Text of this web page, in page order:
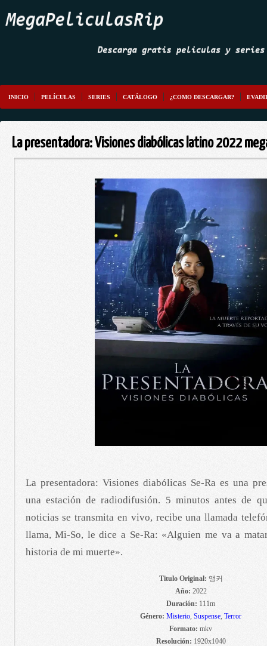
INICIO PELÍCULAS SERIES CATÁLOGO ¿COMO DESCARGAR?
La presentadora: Visiones diabólicas latino 2022
La presentadora: Visiones diabólicas Se-Ra es una
una estación de radiodifusión. 5 minutos antes de
noticias se transmita en vivo, recibe una llamada
llama, Mi-So, le dice a Se-Ra: «Alguien me va a
historia de mi muerte».
Titulo Original: 앵커
Año: 2022
Duración: 111m
Género: Misterio, Suspense, Terror
Formato: mkv
Resolución: 1920x1040